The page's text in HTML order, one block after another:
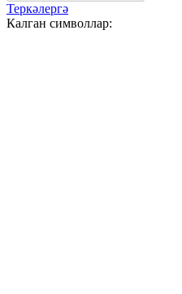
Теркәлергә
Калган символлар: